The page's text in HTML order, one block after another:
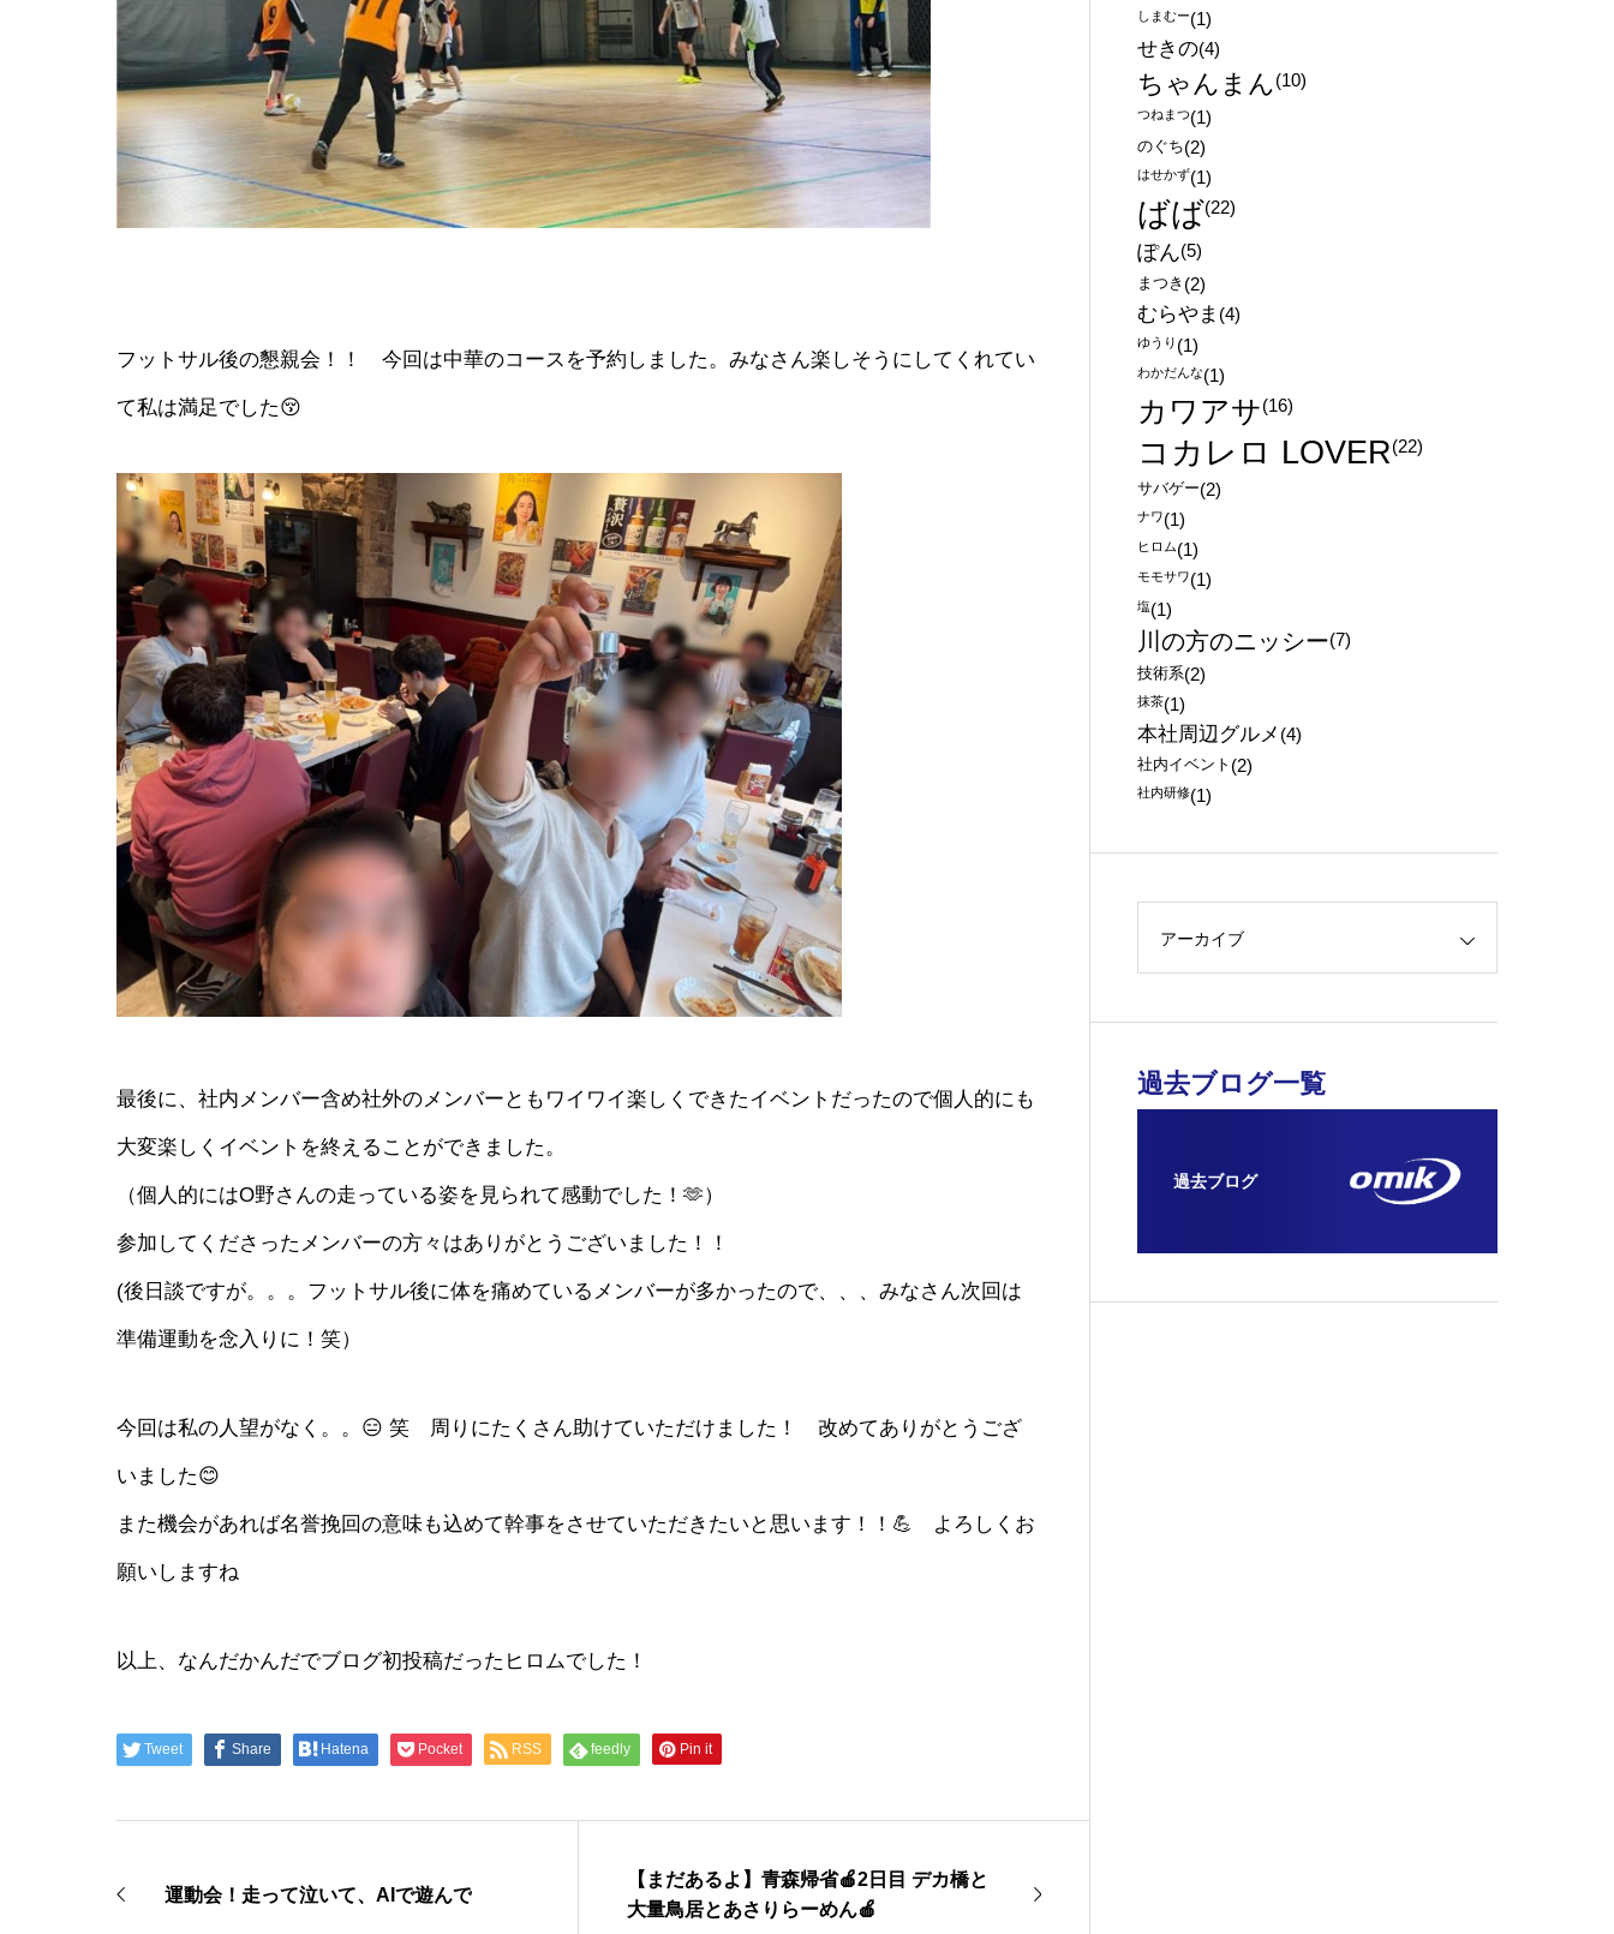
フットサル後の懇親会！！ 今回は中華のコースを予約しました。みなさん楽しそうにしてくれてい
て私は満足でした😚
最後に、社内メンバー含め社外のメンバーともワイワイ楽しくできたイベントだったので個人的にも
大変楽しくイベントを終えることができました。
（個人的にはO野さんの走っている姿を見られて感動でした！🫶）
参加してくださったメンバーの方々はありがとうございました！！
(後日談ですが。。。フットサル後に体を痛めているメンバーが多かったので、、、みなさん次回は
準備運動を念入りに！笑）
今回は私の人望がなく。。😑 笑 周りにたくさん助けていただけました！ 改めてありがとうござ
いました😊
また機会があれば名誉挽回の意味も込めて幹事をさせていただきたいと思います！！💪 よろしくお
願いしますね
以上、なんだかんだでブログ初投稿だったヒロムでした！
Tweet Share Hatena Pocket RSS feedly Pin it
運動会！走って泣いて、AIで遊んで
【まだあるよ】青森帰省🍎2日目 デカ橋と
大量鳥居とあさりらーめん🍎
しまむー(1)
せきの(4)
ちゃんまん(10)
つねまつ(1)
のぐち(2)
はせかず(1)
ばば(22)
ぽん(5)
まつき (2)
むらやま (4)
ゆうり (1)
わかだんな(1)
カワアサ(16)
コカレロ LOVER(22)
サバゲー(2)
ナワ(1)
ヒロム(1)
モモサワ(1)
塩(1)
川の方のニッシー(7)
技術系(2)
抹茶(1)
本社周辺グルメ (4)
社内イベント (2)
社内研修(1)
アーカイブ
過去ブログ一覧
過去ブログ